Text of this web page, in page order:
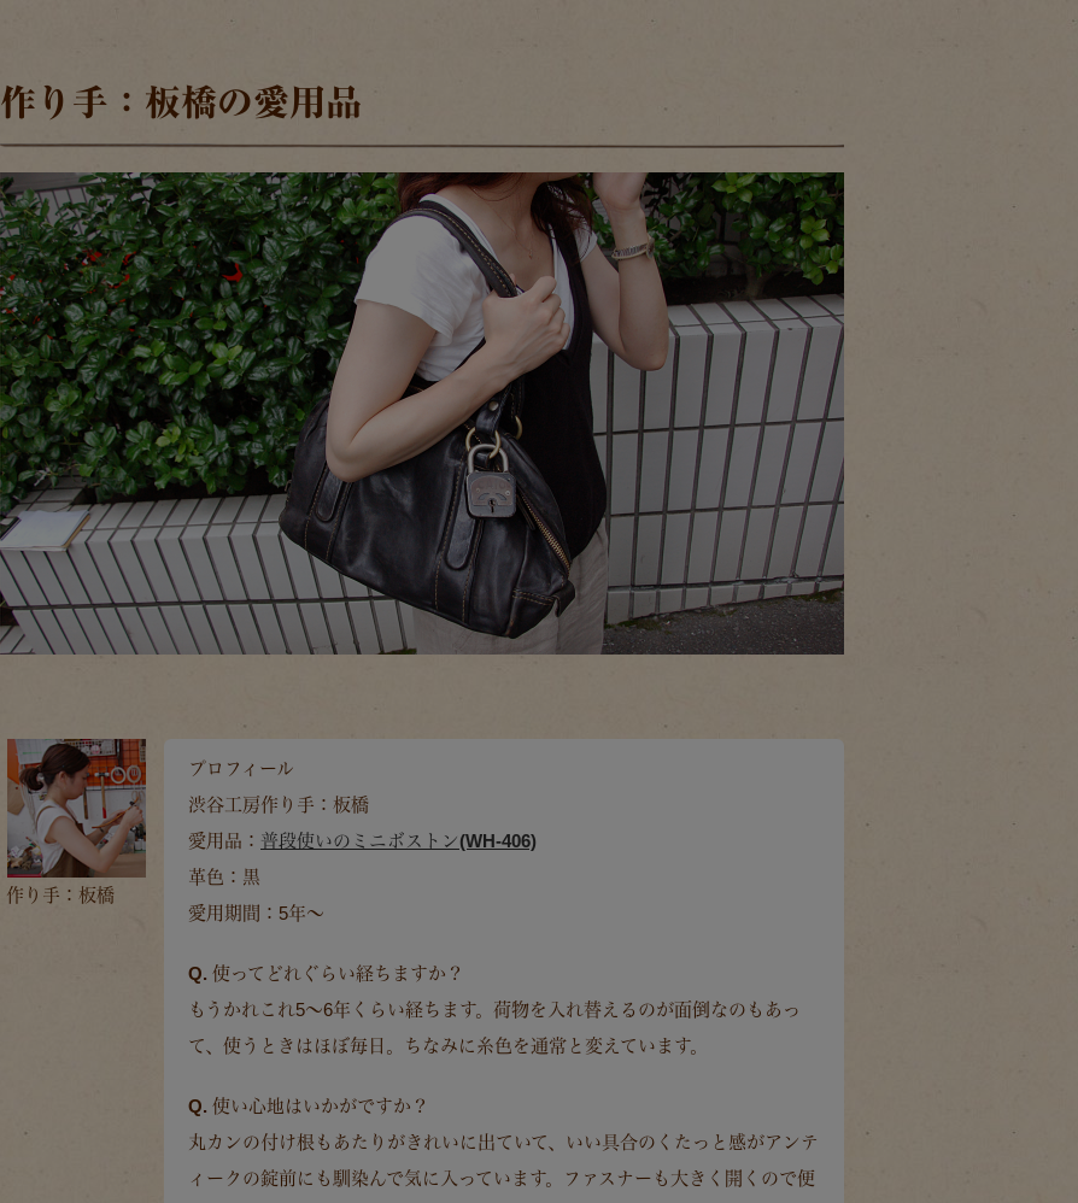
作り手：板橋の愛用品
作り手：板橋
プロフィール
渋谷工房作り手：板橋
愛用品： 普段使いのミニボストン(WH-406)
革色：黒
愛用期間：5年～
Q. 使ってどれぐらい経ちますか？
もうかれこれ5～6年くらい経ちます。荷物を入れ替えるのが面倒なのもあっ
て、使うときはほぼ毎日。ちなみに糸色を通常と変えています。
Q. 使い心地はいかがですか？
丸カンの付け根もあたりがきれいに出ていて、いい具合のくたっと感がアンテ
ィークの錠前にも馴染んで気に入っています。ファスナーも大きく開くので便